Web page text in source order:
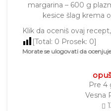
margarina – 600 g
kesice šlag krema
Klik da oceniš ovaj
[Total: 0 Prosek: 0]
Morate se ulogovati da
Pre 4
Vesna